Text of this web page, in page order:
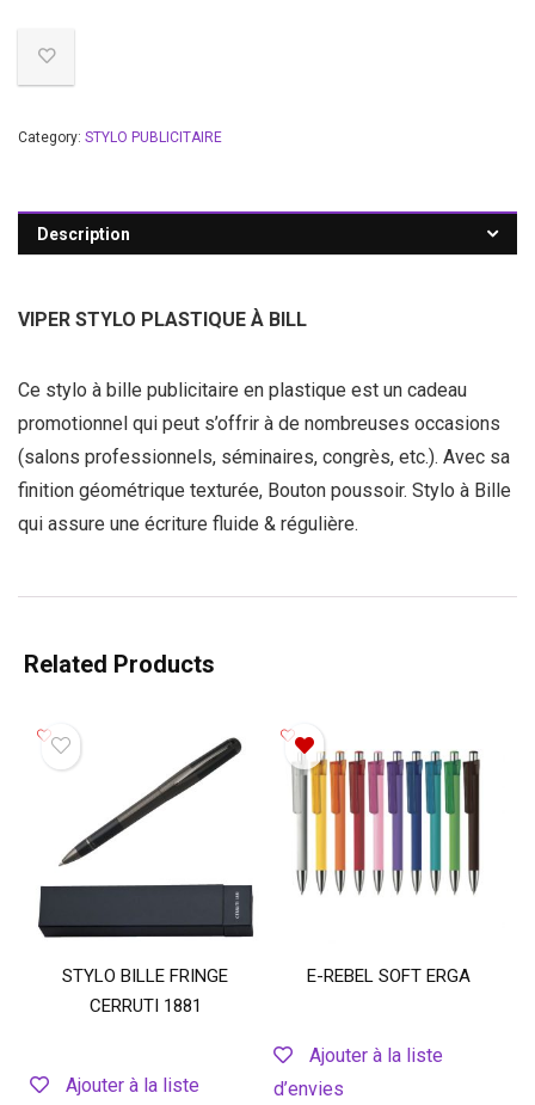
Category: STYLO PUBLICITAIRE
Description
VIPER STYLO PLASTIQUE À BILL
Ce stylo à bille publicitaire en plastique est un cadeau
promotionnel qui peut s’offrir à de nombreuses occasions
(salons professionnels, séminaires, congrès, etc.). Avec sa
finition géométrique texturée, Bouton poussoir. Stylo à Bille
qui assure une écriture fluide & régulière.
Related Products
STYLO BILLE FRINGE
CERRUTI 1881
Ajouter à la liste
E-REBEL SOFT ERGA
Ajouter à la liste
d’envies